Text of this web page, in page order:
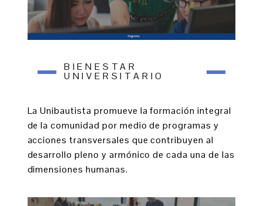
BIENESTAR
UNIVERSITARIO
La Unibautista promueve la formación integral
de la comunidad por medio de programas y
acciones transversales que contribuyen al
desarrollo pleno y armónico de cada una de las
dimensiones humanas.